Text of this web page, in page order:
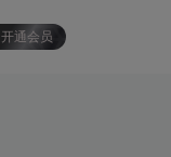
开通会员